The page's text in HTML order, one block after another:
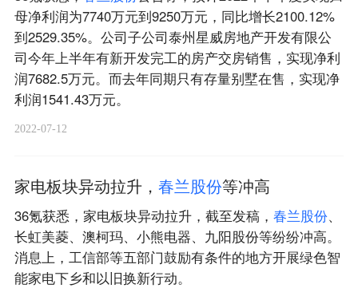
母净利润为7740万元到9250万元，同比增长2100.12%
到2529.35%。公司子公司泰州星威房地产开发有限公
司今年上半年有新开发完工的房产交房销售，实现净利
润7682.5万元。而去年同期只有存量别墅在售，实现净
利润1541.43万元。
2022-07-12
家电板块异动拉升， 春兰股份等冲高
36氪获悉，家电板块异动拉升，截至发稿， 春兰股份、
长虹美菱、澳柯玛、小熊电器、九阳股份等纷纷冲高。
消息上，工信部等五部门鼓励有条件的地方开展绿色智
能家电下乡和以旧换新行动。